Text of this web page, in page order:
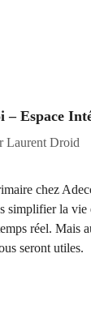
– Espace
Laurent Droid
chez
simplifier la vie
réel. Mais
seront utiles.